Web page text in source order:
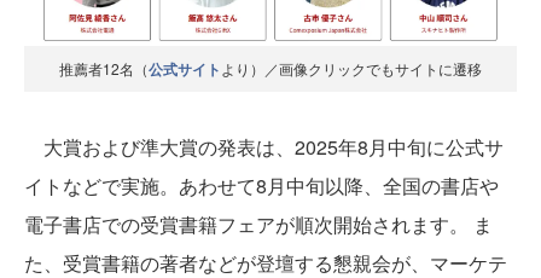
推薦者12名（公式サイト より）／画像クリックでもサイトに遷移
大賞および準大賞の発表は、2025年8月中旬に公式サ
イトなどで実施。あわせて8月中旬以降、全国の書店や
電子書店での受賞書籍フェアが順次開始されます。 ま
た、受賞書籍の著者などが登壇する懇親会が、マーケテ